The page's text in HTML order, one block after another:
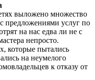
выложено множество
предложениями услуг по
на нас едва ли не с
непросто.
которые пытались
на неумелого
к отказу от